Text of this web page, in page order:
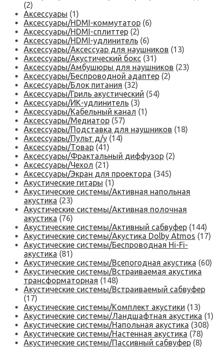
(2)
Аксессуары (1)
Аксессуары/HDMI-коммутатор (6)
Аксессуары/HDMI-сплиттер (2)
Аксессуары/HDMI-удлинитель (6)
Аксессуары/Аксессуар для наушников (13)
Аксессуары/Акустический бокс (31)
Аксессуары/Амбушюры для наушников (23)
Аксессуары/Беспроводной адаптер (2)
Аксессуары/Блок питания (32)
Аксессуары/Гриль акустический (54)
Аксессуары/ИК-удлинитель (3)
Аксессуары/Кабельный канал (1)
Аксессуары/Медиатор (57)
Аксессуары/Подставка для наушников (18)
Аксессуары/Пульт д/у (14)
Аксессуары/Товар (41)
Аксессуары/Фрактальный диффузор (2)
Аксессуары/Чехол (21)
Аксессуары/Экран для проектора (345)
Акустические гитары (1)
Акустические системы/Активная напольная
акустика (23)
Акустические системы/Активная полочная
акустика (76)
Акустические системы/Активный сабвуфер (144)
Акустические системы/Акустика Dolby Atmos (17)
Акустические системы/Беспроводная Hi-Fi-
акустика (81)
Акустические системы/Всепогодная акустика (60)
Акустические системы/Встраиваемая акустика
трансформаторная (148)
Акустические системы/Встраиваемый сабвуфер
(17)
Акустические системы/Комплект акустики (13)
Акустические системы/Ландшафтная акустика (1)
Акустические системы/Напольная акустика (308)
Акустические системы/Настенная акустика (78)
Акустические системы/Пассивный сабвуфер (8)